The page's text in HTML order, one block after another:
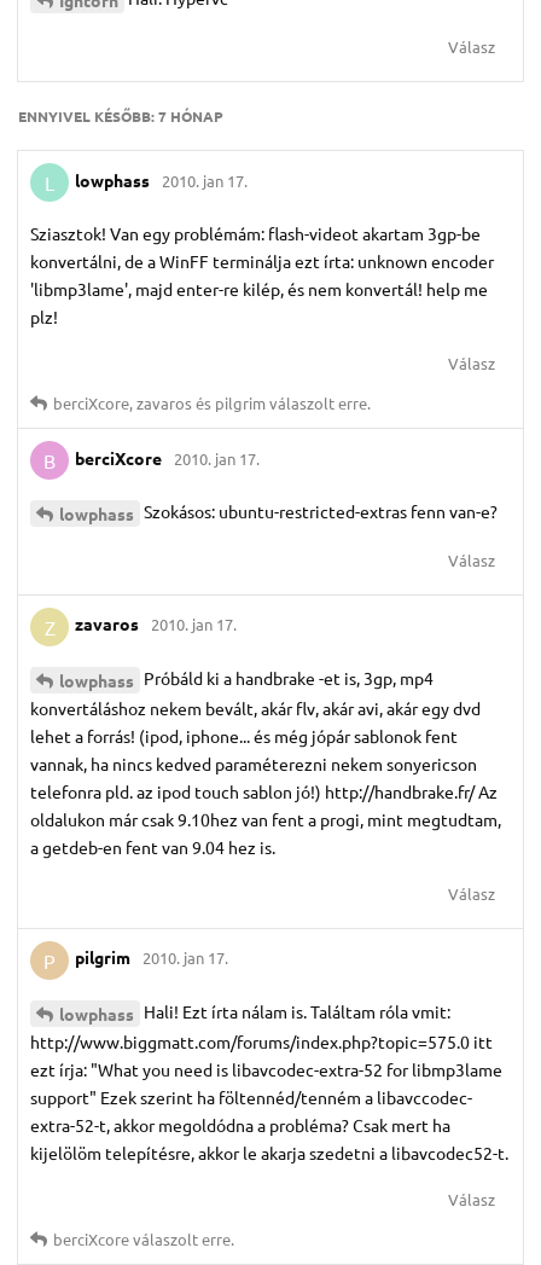
Válasz
ENNYIVEL KÉSŐBB:7 HÓNAP
L lowphass 2010. jan 17.
Sziasztok! Van egy problémám: flash-videot akartam 3gp-be
konvertálni, de a WinFF terminálja ezt írta: unknown encoder
'libmp3lame', majd enter-re kilép, és nem konvertál! help me
plz!
Válasz
berciXcore,zavarosés pilgrimválaszolt erre.
B berciXcore 2010. jan 17.
lowphass Szokásos: ubuntu-restricted-extras fenn van-e?
Válasz
Z zavaros 2010. jan 17.
lowphass Próbáld ki a handbrake -et is, 3gp, mp4
konvertáláshoz nekem bevált, akár flv, akár avi, akár egy dvd
lehet a forrás! (ipod, iphone... és még jópár sablonok fent
vannak, ha nincs kedved paraméterezni nekem sonyericson
telefonra pld. az ipod touch sablon jó!) http://handbrake.fr/ Az
oldalukon már csak 9.10hez van fent a progi, mint megtudtam,
a getdeb-en fent van 9.04 hez is.
Válasz
P pilgrim 2010. jan 17.
lowphass Hali! Ezt írta nálam is. Találtam róla vmit:
http://www.biggmatt.com/forums/index.php?topic=575.0 itt
ezt írja: "What you need is libavcodec-extra-52 for libmp3lame
support" Ezek szerint ha föltennéd/tenném a libavccodec-
extra-52-t, akkor megoldódna a probléma? Csak mert ha
kijelölöm telepítésre, akkor le akarja szedetni a libavcodec52-t.
Válasz
berciXcoreválaszolt erre.